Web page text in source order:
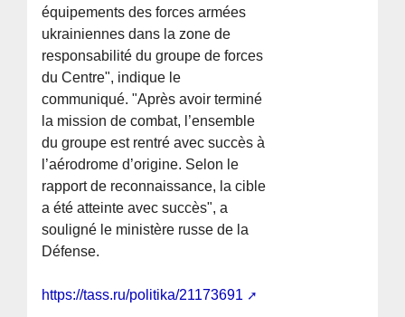
équipements des forces armées
ukrainiennes dans la zone de
responsabilité du groupe de forces
du Centre", indique le
communiqué. "Après avoir terminé
la mission de combat, l’ensemble
du groupe est rentré avec succès à
l’aérodrome d’origine. Selon le
rapport de reconnaissance, la cible
a été atteinte avec succès", a
souligné le ministère russe de la
Défense.
https://tass.ru/politika/21173691